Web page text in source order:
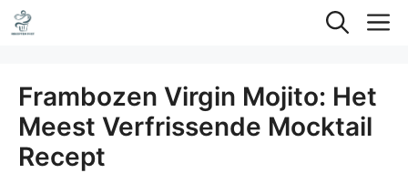
Ga
naar
inhoud
Frambozen Virgin Mojito: Het
Meest Verfrissende Mocktail
Recept